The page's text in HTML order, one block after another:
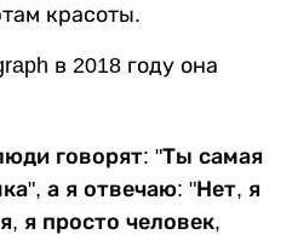
красоты.
в 2018 году она
говорят: "Ты самая
а я отвечаю: "Нет, я
я просто человек,